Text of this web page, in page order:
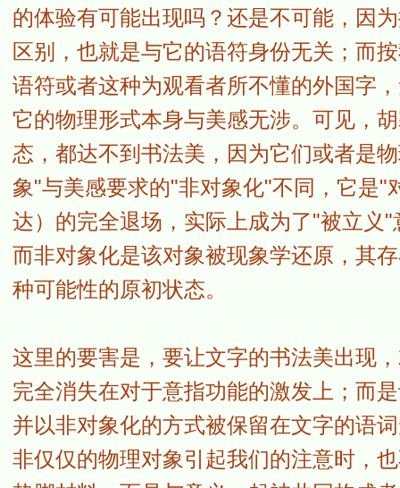
的体验有可能出现吗？还是不可能，因
区别，也就是与它的语符身份无关；而
语符或者这种为观看者所不懂的外国字
它的物理形式本身与美感无涉。可见，
态，都达不到书法美，因为它们或者是
象"与美感要求的"非对象化"不同，它是
达）的完全退场，实际上成为了"被立义
而非对象化是该对象被现象学还原，其
种可能性的原初状态。
这里的要害是，要让文字的书法美出现
完全消失在对于意指功能的激发上；而
并以非对象化的方式被保留在文字的语
非仅仅的物理对象引起我们的注意时，